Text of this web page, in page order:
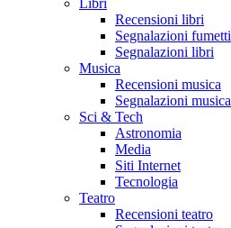
Libri
Recensioni libri
Segnalazioni fumetti
Segnalazioni libri
Musica
Recensioni musica
Segnalazioni musica
Sci & Tech
Astronomia
Media
Siti Internet
Tecnologia
Teatro
Recensioni teatro